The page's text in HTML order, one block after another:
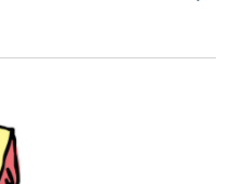
学生寮・マンション
学生委員会